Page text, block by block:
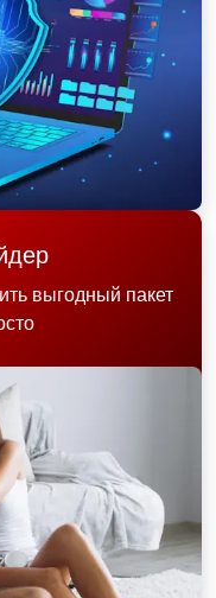
выгодный пакет